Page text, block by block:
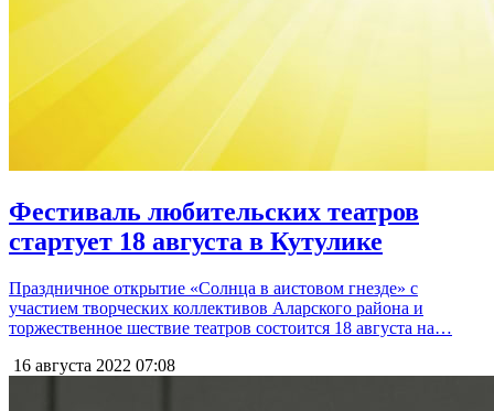
Фестиваль любительских театров
стартует 18 августа в Кутулике
Праздничное открытие «Солнца в аистовом гнезде» с
участием творческих коллективов Аларского района и
торжественное шествие театров состоится 18 августа на…
16 августа 2022 07:08